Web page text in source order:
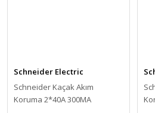
Schneider Electric
Schneider Kaçak Akım
Koruma 2*40A 300MA